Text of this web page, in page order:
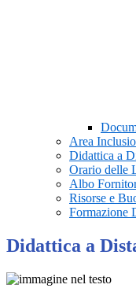
Area
Didattica a
Orario delle
Albo
Risorse e
Formazione
Didattica a